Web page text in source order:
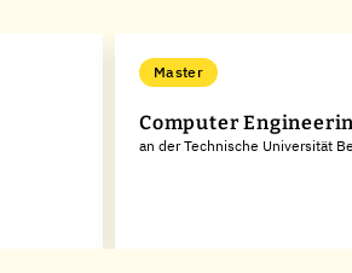
Master
Computer
an der Technische Universität